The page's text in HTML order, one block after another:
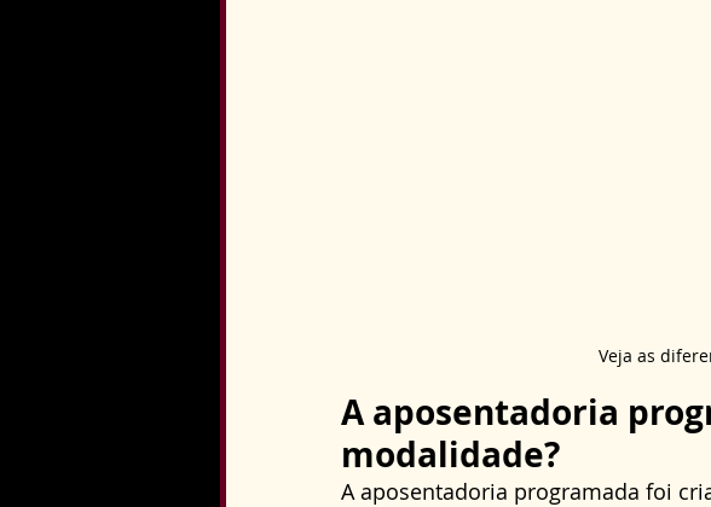
Veja as
A aposentadoria
modalidade?
A aposentadoria programada foi